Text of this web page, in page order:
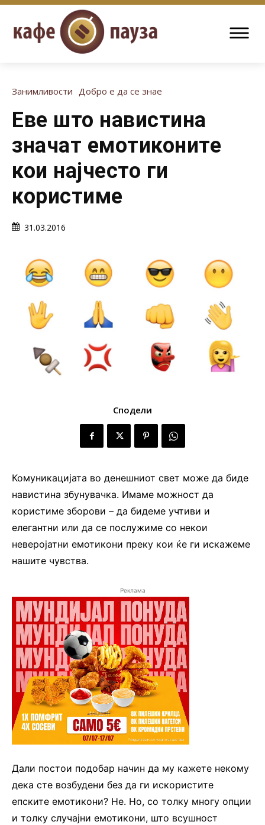
Занимливости Добро е да се знае
Еве што навистина
значат емотиконите
кои најчесто ги
користиме
31.03.2016
Сподели
Комуникацијата во денешниот свет може да биде
навистина збунувачка. Имаме можност да
користиме зборови – да бидеме учтиви и
елегантни или да се послужиме со некои
неверојатни емотикони преку кои ќе ги искажеме
нашите чувства.
Реклама
Дали постои подобар начин да му кажете некому
дека сте возбудени без да ги искористите
епските емотикони? Не. Но, со толку многу опции
и толку случајни емотикони, што всушност